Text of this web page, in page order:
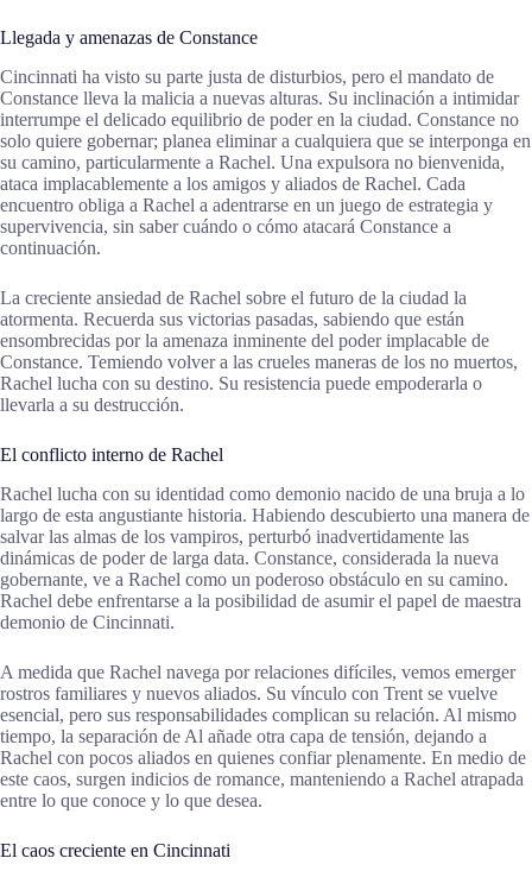
Llegada y amenazas de Constance
Cincinnati ha visto su parte justa de disturbios, pero el mandato de
Constance lleva la malicia a nuevas alturas. Su inclinación a intimidar
interrumpe el delicado equilibrio de poder en la ciudad. Constance no
solo quiere gobernar; planea eliminar a cualquiera que se interponga en
su camino, particularmente a Rachel. Una expulsora no bienvenida,
ataca implacablemente a los amigos y aliados de Rachel. Cada
encuentro obliga a Rachel a adentrarse en un juego de estrategia y
supervivencia, sin saber cuándo o cómo atacará Constance a
continuación.
La creciente ansiedad de Rachel sobre el futuro de la ciudad la
atormenta. Recuerda sus victorias pasadas, sabiendo que están
ensombrecidas por la amenaza inminente del poder implacable de
Constance. Temiendo volver a las crueles maneras de los no muertos,
Rachel lucha con su destino. Su resistencia puede empoderarla o
llevarla a su destrucción.
El conflicto interno de Rachel
Rachel lucha con su identidad como demonio nacido de una bruja a lo
largo de esta angustiante historia. Habiendo descubierto una manera de
salvar las almas de los vampiros, perturbó inadvertidamente las
dinámicas de poder de larga data. Constance, considerada la nueva
gobernante, ve a Rachel como un poderoso obstáculo en su camino.
Rachel debe enfrentarse a la posibilidad de asumir el papel de maestra
demonio de Cincinnati.
A medida que Rachel navega por relaciones difíciles, vemos emerger
rostros familiares y nuevos aliados. Su vínculo con Trent se vuelve
esencial, pero sus responsabilidades complican su relación. Al mismo
tiempo, la separación de Al añade otra capa de tensión, dejando a
Rachel con pocos aliados en quienes confiar plenamente. En medio de
este caos, surgen indicios de romance, manteniendo a Rachel atrapada
entre lo que conoce y lo que desea.
El caos creciente en Cincinnati